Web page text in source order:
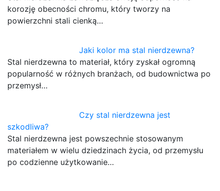
korozję obecności chromu, który tworzy na
powierzchni stali cienką…
Jaki kolor ma stal nierdzewna?
Stal nierdzewna to materiał, który zyskał ogromną
popularność w różnych branżach, od budownictwa po
przemysł…
Czy stal nierdzewna jest
szkodliwa?
Stal nierdzewna jest powszechnie stosowanym
materiałem w wielu dziedzinach życia, od przemysłu
po codzienne użytkowanie…